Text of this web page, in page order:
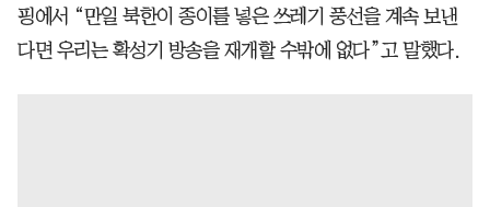
핑에서 “만일 북한이 종이를 넣은 쓰레기 풍선을 계속 보낸
다면 우리는 확성기 방송을 재개할 수밖에 없다”고 말했다.